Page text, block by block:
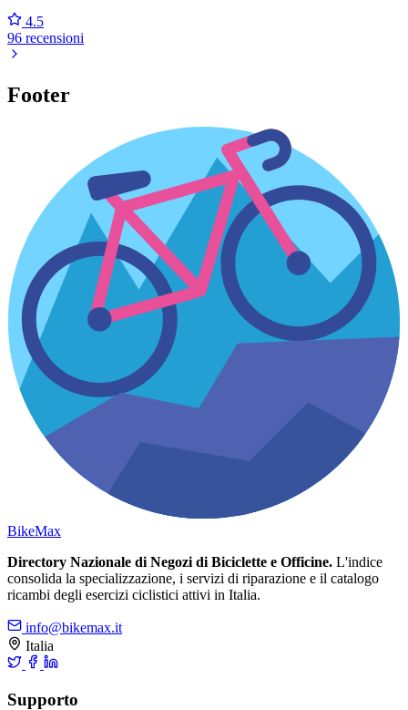
4.5
96 recensioni
Footer
BikeMax
Directory Nazionale di Negozi di Biciclette e Officine. L'indice
consolida la specializzazione, i servizi di riparazione e il catalogo
ricambi degli esercizi ciclistici attivi in Italia.
info@bikemax.it
Italia
Supporto